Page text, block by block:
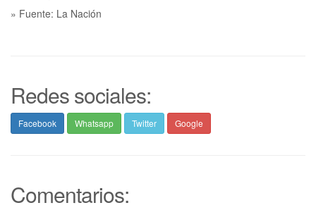
» Fuente: La Nación
Redes sociales:
Facebook Whatsapp Twitter Google
Comentarios: